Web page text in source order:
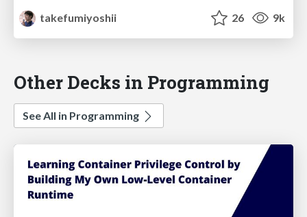
takefumiyoshii
26 9k
Other Decks in Programming
See All in Programming